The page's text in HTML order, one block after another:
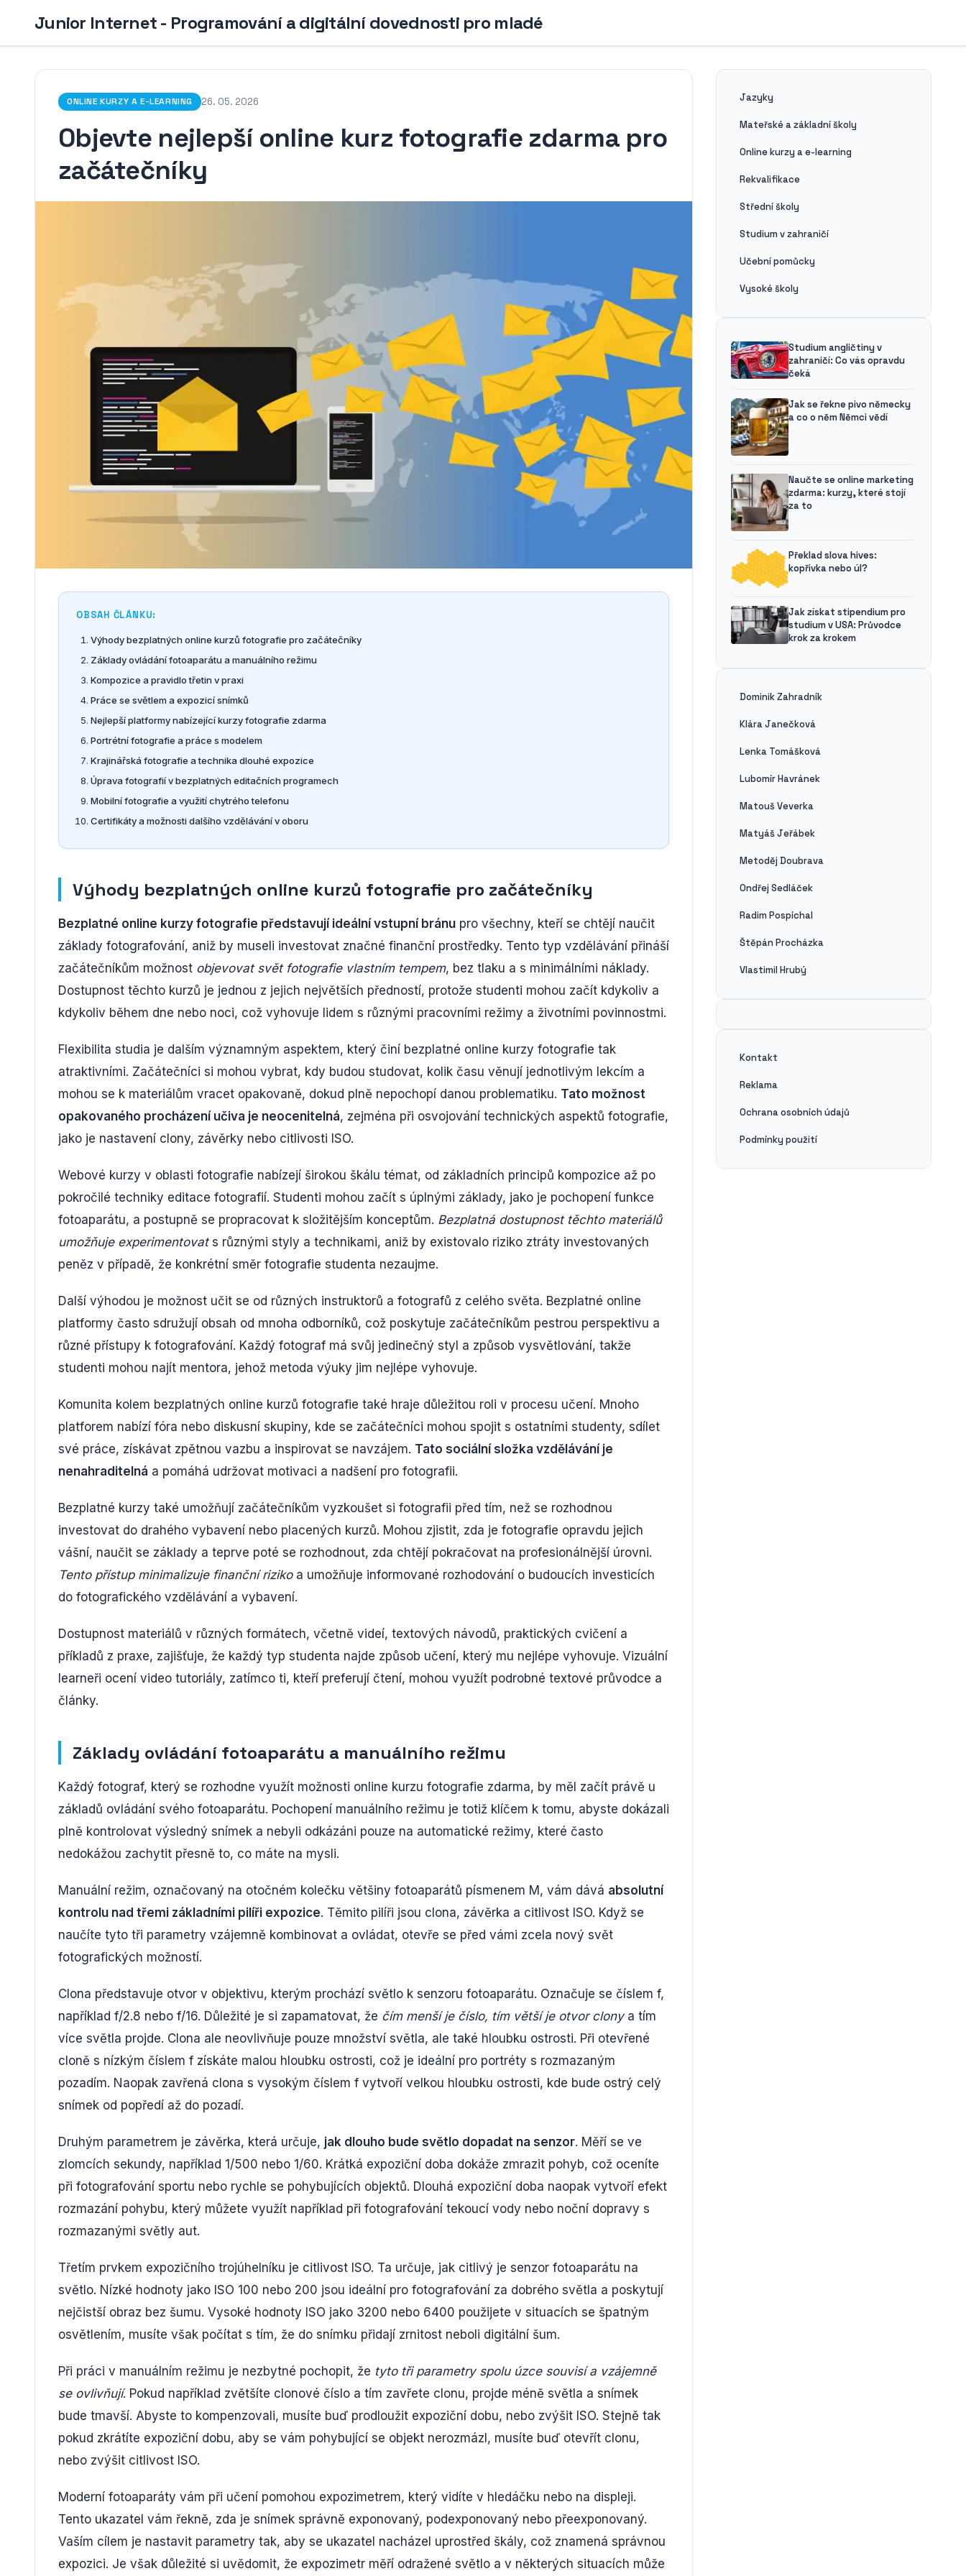
Junior Internet - Programování a digitální dovednosti pro mladé
ONLINE KURZY A E-LEARNING 26. 05. 2026
Objevte nejlepší online kurz fotografie zdarma pro
začátečníky
OBSAH ČLÁNKU:
Výhody bezplatných online kurzů fotografie pro začátečníky
Základy ovládání fotoaparátu a manuálního režimu
Kompozice a pravidlo třetin v praxi
Práce se světlem a expozicí snímků
Nejlepší platformy nabízející kurzy fotografie zdarma
Portrétní fotografie a práce s modelem
Krajinářská fotografie a technika dlouhé expozice
Úprava fotografií v bezplatných editačních programech
Mobilní fotografie a využití chytrého telefonu
Certifikáty a možnosti dalšího vzdělávání v oboru
Výhody bezplatných online kurzů fotografie pro začátečníky
Bezplatné online kurzy fotografie představují ideální vstupní bránu pro všechny, kteří se chtějí naučit
základy fotografování, aniž by museli investovat značné finanční prostředky. Tento typ vzdělávání přináší
začátečníkům možnost objevovat svět fotografie vlastním tempem, bez tlaku a s minimálními náklady.
Dostupnost těchto kurzů je jednou z jejich největších předností, protože studenti mohou začít kdykoliv a
kdykoliv během dne nebo noci, což vyhovuje lidem s různými pracovními režimy a životními povinnostmi.
Flexibilita studia je dalším významným aspektem, který činí bezplatné online kurzy fotografie tak
atraktivními. Začátečníci si mohou vybrat, kdy budou studovat, kolik času věnují jednotlivým lekcím a
mohou se k materiálům vracet opakovaně, dokud plně nepochopí danou problematiku. Tato možnost
opakovaného procházení učiva je neocenitelná, zejména při osvojování technických aspektů fotografie,
jako je nastavení clony, závěrky nebo citlivosti ISO.
Webové kurzy v oblasti fotografie nabízejí širokou škálu témat, od základních principů kompozice až po
pokročilé techniky editace fotografií. Studenti mohou začít s úplnými základy, jako je pochopení funkce
fotoaparátu, a postupně se propracovat k složitějším konceptům. Bezplatná dostupnost těchto materiálů
umožňuje experimentovats různými styly a technikami, aniž by existovalo riziko ztráty investovaných
peněz v případě, že konkrétní směr fotografie studenta nezaujme.
Další výhodou je možnost učit se od různých instruktorů a fotografů z celého světa. Bezplatné online
platformy často sdružují obsah od mnoha odborníků, což poskytuje začátečníkům pestrou perspektivu a
různé přístupy k fotografování. Každý fotograf má svůj jedinečný styl a způsob vysvětlování, takže
studenti mohou najít mentora, jehož metoda výuky jim nejlépe vyhovuje.
Komunita kolem bezplatných online kurzů fotografie také hraje důležitou roli v procesu učení. Mnoho
platforem nabízí fóra nebo diskusní skupiny, kde se začátečníci mohou spojit s ostatními studenty, sdílet
své práce, získávat zpětnou vazbu a inspirovat se navzájem. Tato sociální složka vzdělávání je
nenahraditelná a pomáhá udržovat motivaci a nadšení pro fotografii.
Bezplatné kurzy také umožňují začátečníkům vyzkoušet si fotografii před tím, než se rozhodnou
investovat do drahého vybavení nebo placených kurzů. Mohou zjistit, zda je fotografie opravdu jejich
vášní, naučit se základy a teprve poté se rozhodnout, zda chtějí pokračovat na profesionálnější úrovni.
Tento přístup minimalizuje finanční rizikoa umožňuje informované rozhodování o budoucích investicích
do fotografického vzdělávání a vybavení.
Dostupnost materiálů v různých formátech, včetně videí, textových návodů, praktických cvičení a
příkladů z praxe, zajišťuje, že každý typ studenta najde způsob učení, který mu nejlépe vyhovuje. Vizuální
learneři ocení video tutoriály, zatímco ti, kteří preferují čtení, mohou využít podrobné textové průvodce a
články.
Základy ovládání fotoaparátu a manuálního režimu
Každý fotograf, který se rozhodne využít možnosti online kurzu fotografie zdarma, by měl začít právě u
základů ovládání svého fotoaparátu. Pochopení manuálního režimu je totiž klíčem k tomu, abyste dokázali
plně kontrolovat výsledný snímek a nebyli odkázáni pouze na automatické režimy, které často
nedokážou zachytit přesně to, co máte na mysli.
Manuální režim, označovaný na otočném kolečku většiny fotoaparátů písmenem M, vám dává absolutní
kontrolu nad třemi základními pilíři expozice. Těmito pilíři jsou clona, závěrka a citlivost ISO. Když se
naučíte tyto tři parametry vzájemně kombinovat a ovládat, otevře se před vámi zcela nový svět
fotografických možností.
Clona představuje otvor v objektivu, kterým prochází světlo k senzoru fotoaparátu. Označuje se číslem f,
například f/2.8 nebo f/16. Důležité je si zapamatovat, že čím menší je číslo, tím větší je otvor clonya tím
více světla projde. Clona ale neovlivňuje pouze množství světla, ale také hloubku ostrosti. Při otevřené
cloně s nízkým číslem f získáte malou hloubku ostrosti, což je ideální pro portréty s rozmazaným
pozadím. Naopak zavřená clona s vysokým číslem f vytvoří velkou hloubku ostrosti, kde bude ostrý celý
snímek od popředí až do pozadí.
Druhým parametrem je závěrka, která určuje, jak dlouho bude světlo dopadat na senzor. Měří se ve
zlomcích sekundy, například 1/500 nebo 1/60. Krátká expoziční doba dokáže zmrazit pohyb, což oceníte
při fotografování sportu nebo rychle se pohybujících objektů. Dlouhá expoziční doba naopak vytvoří efekt
rozmazání pohybu, který můžete využít například při fotografování tekoucí vody nebo noční dopravy s
rozmazanými světly aut.
Třetím prvkem expozičního trojúhelníku je citlivost ISO. Ta určuje, jak citlivý je senzor fotoaparátu na
světlo. Nízké hodnoty jako ISO 100 nebo 200 jsou ideální pro fotografování za dobrého světla a poskytují
nejčistší obraz bez šumu. Vysoké hodnoty ISO jako 3200 nebo 6400 použijete v situacích se špatným
osvětlením, musíte však počítat s tím, že do snímku přidají zrnitost neboli digitální šum.
Při práci v manuálním režimu je nezbytné pochopit, že tyto tři parametry spolu úzce souvisí a vzájemně
se ovlivňují. Pokud například zvětšíte clonové číslo a tím zavřete clonu, projde méně světla a snímek
bude tmavší. Abyste to kompenzovali, musíte buď prodloužit expoziční dobu, nebo zvýšit ISO. Stejně tak
pokud zkrátíte expoziční dobu, aby se vám pohybující se objekt nerozmázl, musíte buď otevřít clonu,
nebo zvýšit citlivost ISO.
Moderní fotoaparáty vám při učení pomohou expozimetrem, který vidíte v hledáčku nebo na displeji.
Tento ukazatel vám řekně, zda je snímek správně exponovaný, podexponovaný nebo přeexponovaný.
Vaším cílem je nastavit parametry tak, aby se ukazatel nacházel uprostřed škály, což znamená správnou
expozici. Je však důležité si uvědomit, že expozimetr měří odražené světlo a v některých situacích může
Jazyky
Mateřské a základní školy
Online kurzy a e-learning
Rekvalifikace
Střední školy
Studium v zahraničí
Učební pomůcky
Vysoké školy
Studium angličtiny v
zahraničí: Co vás opravdu
čeká
Jak se řekne pivo německy
a co o něm Němci vědí
Naučte se online marketing
zdarma: kurzy, které stojí
za to
Překlad slova hives:
kopřivka nebo úl?
Jak získat stipendium pro
studium v USA: Průvodce
krok za krokem
Dominik Zahradník
Klára Janečková
Lenka Tomášková
Lubomír Havránek
Matouš Veverka
Matyáš Jeřábek
Metoděj Doubrava
Ondřej Sedláček
Radim Pospíchal
Štěpán Procházka
Vlastimil Hrubý
Kontakt
Reklama
Ochrana osobních údajů
Podmínky použití